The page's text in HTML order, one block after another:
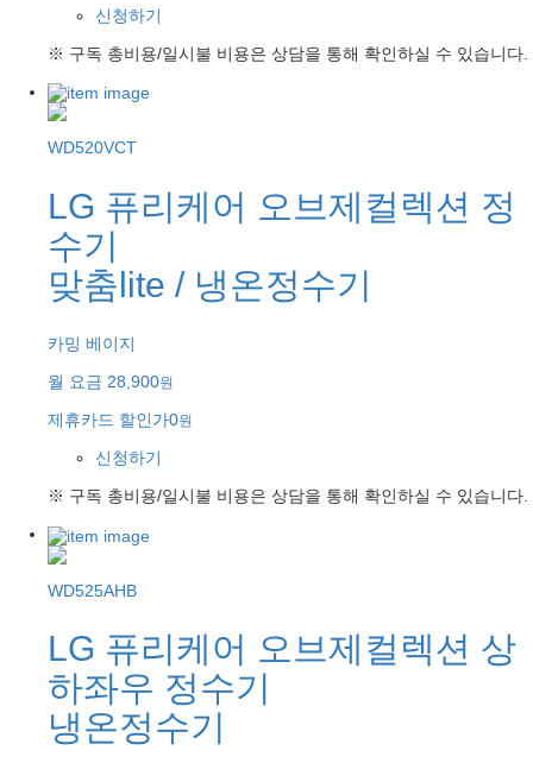
신청하기
※ 구독 총비용/일시불 비용은 상담을 통해 확인하실 수 있습니다.
WD520VCT
LG 퓨리케어 오브제컬렉션 정
수기
맞춤lite / 냉온정수기
카밍 베이지
월 요금 28,900원
제휴카드 할인가0원
신청하기
※ 구독 총비용/일시불 비용은 상담을 통해 확인하실 수 있습니다.
WD525AHB
LG 퓨리케어 오브제컬렉션 상
하좌우 정수기
냉온정수기